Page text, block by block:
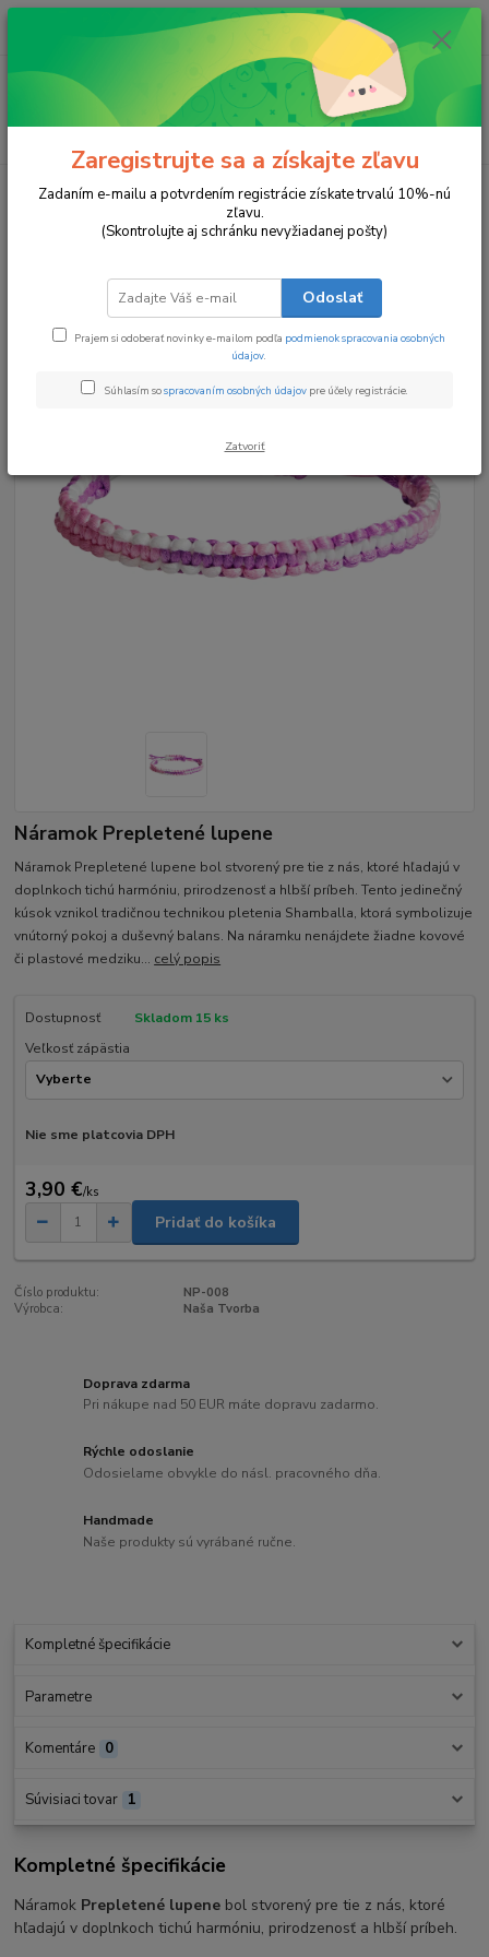
Menu
Hľadať
ks
za0 €
Úvod Náramky Prepletené Lupene
Prepletené Lupene
Náramok Prepletené lupene
Náramok Prepletené lupene bol stvorený pre tie z nás, ktoré hľadajú v
doplnkoch tichú harmóniu, prirodzenosť a hlbší príbeh. Tento jedinečný
kúsok vznikol tradičnou technikou pletenia Shamballa, ktorá symbolizuje
vnútorný pokoj a duševný balans. Na náramku nenájdete žiadne kovové
či plastové medziku... celý popis
Dostupnosť
Skladom 15 ks
Veľkosť zápästia
Nie sme platcovia DPH
3,90 €/ks
Pridať do košíka
Číslo produktu:
NP-008
Výrobca:
Naša Tvorba
Doprava zdarma
Pri nákupe nad 50 EUR máte dopravu zadarmo.
Rýchle odoslanie
Odosielame obvykle do násl. pracovného dňa.
Handmade
Naše produkty sú vyrábané ručne.
Kompletné špecifikácie
Parametre
Komentáre 0
Súvisiaci tovar 1
Kompletné špecifikácie
Náramok Prepletené lupene bol stvorený pre tie z nás, ktoré
hľadajú v doplnkoch tichú harmóniu, prirodzenosť a hlbší príbeh.
Zaregistrujte sa a získajte zľavu
Zadaním e-mailu a potvrdením registrácie získate trvalú 10%-nú
zľavu.
(Skontrolujte aj schránku nevyžiadanej pošty)
Odoslať
Prajem si odoberať novinky e-mailom podľa podmienok spracovania osobných
údajov
Súhlasím sospracovaním osobných údajov pre účely registrácie.
Zatvoriť